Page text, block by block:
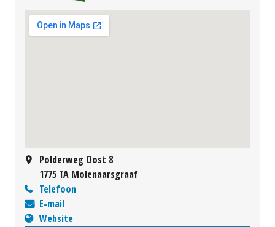
Polderweg Oost 8
1775 TA Molenaarsgraaf
Telefoon
E-mail
Website